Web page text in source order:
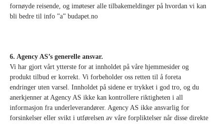
fornøyde reisende, og imøteser alle tilbakemeldinger på hvordan vi kan
bli bedre til info ”a” budapet.no
6. Agency AS’s generelle ansvar.
Vi har gjort vårt ytterste for at innholdet på våre hjemmesider og
produkt tilbud er korrekt. Vi forbeholder oss retten til å foreta
endringer uten varsel. Innholdet på sidene er trykket i god tro, og du
anerkjenner at Agency AS ikke kan kontrollere riktigheten i all
informasjon fra underleverandører. Agency AS ikke ansvarlig for
forsinkelser eller svikt i utførelsen av våre forpliktelser når disse direkte